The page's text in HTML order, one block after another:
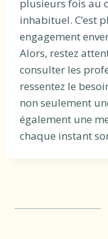
plusieurs fois au
inhabituel. C’est
engagement
Alors, restez
consulter les
ressentez le
non seulement
également une
chaque instant